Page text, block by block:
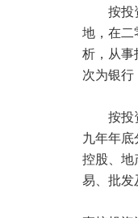
按投资
地，在
析，从
次为银行
按投资
九年年
控股、
易、批发